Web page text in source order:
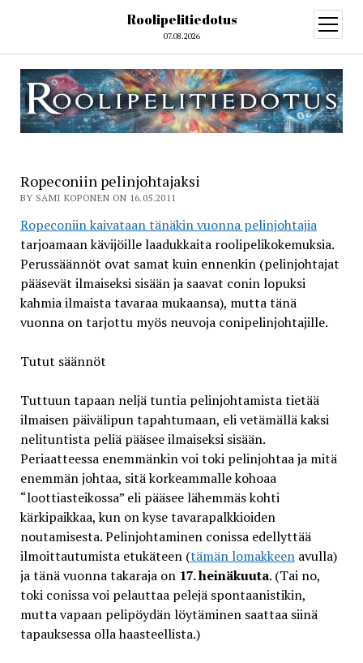
Roolipelitiedotus
07.08.2026
open
menu
Ropeconiin pelinjohtajaksi
BY SAMI KOPONEN ON 16.05.2011
Ropeconiin kaivataan tänäkin vuonna pelinjohtajia
tarjoamaan kävijöille laadukkaita roolipelikokemuksia.
Perussäännöt ovat samat kuin ennenkin (pelinjohtajat
pääsevät ilmaiseksi sisään ja saavat conin lopuksi
kahmia ilmaista tavaraa mukaansa), mutta tänä
vuonna on tarjottu myös neuvoja conipelinjohtajille.
Tutut säännöt
Tuttuun tapaan neljä tuntia pelinjohtamista tietää
ilmaisen päivälipun tapahtumaan, eli vetämällä kaksi
nelituntista peliä pääsee ilmaiseksi sisään.
Periaatteessa enemmänkin voi toki pelinjohtaa ja mitä
enemmän johtaa, sitä korkeammalle kohoaa
“loottiasteikossa” eli pääsee lähemmäs kohti
kärkipaikkaa, kun on kyse tavarapalkkioiden
noutamisesta. Pelinjohtaminen conissa edellyttää
ilmoittautumista etukäteen (tämän lomakkeenavulla)
ja tänä vuonna takaraja on 17. heinäkuuta. (Tai no,
toki conissa voi pelauttaa pelejä spontaanistikin,
mutta vapaan pelipöydän löytäminen saattaa siinä
tapauksessa olla haasteellista.)